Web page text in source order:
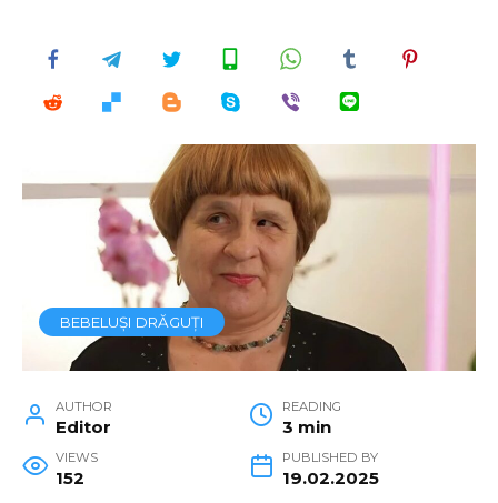
BEBELUȘI DRĂGUȚI
AUTHOR
Editor
READING
3 min
VIEWS
152
PUBLISHED BY
19.02.2025